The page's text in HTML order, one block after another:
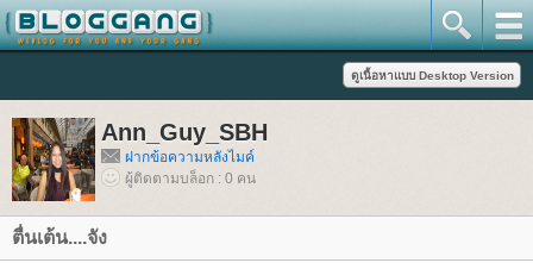
Ann_Guy_SBH
ฝากข้อความหลังไมค์
ผู้ติดตามบล็อก : 0 คน
ตื่นเต้น....จัง